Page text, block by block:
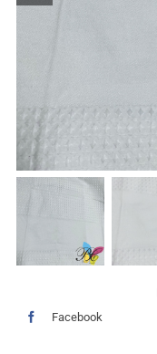
Facebook